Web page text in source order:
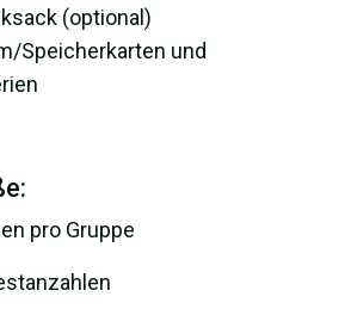
(optional)
Speicherkarten und
pro Gruppe